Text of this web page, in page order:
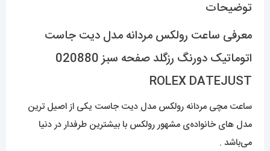
توضیحات
معرفی ساعت رولکس مردانه مدل دیت جاست
اتوماتیک دورنگ رزگلد صفحه سبز 020880
ROLEX DATEJUST
ساعت مچی مردانه رولکس مدل دیت جاست یکی از اصیل ترین
مدل های خانواده‌ی مشهور رولکس با بیشترین طرفدار در دنیا
می‌باشد .